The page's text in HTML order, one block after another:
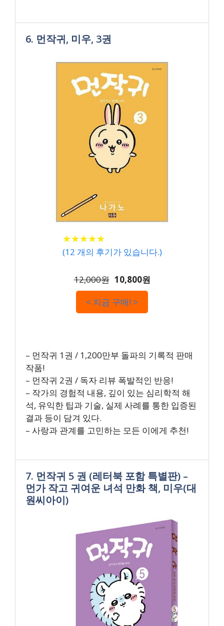
6. 먼작귀, 미우, 3권
★★★★★
★★★★★
(12 개의 후기가 있습니다.)
12,000원 10,800원
< 지금 구매! >
– 먼작귀 1권 / 1,200만부 돌파의 기록적 판매
작품!
– 먼작귀 2권 / 독자 리뷰 폭발적인 반응!
– 작가의 경험적 내용, 깊이 있는 심리학적 해
석, 유익한 팁과 기술, 실제 사례를 통한 입증된
결과 등이 담겨 있다.
– 사랑과 관계를 고민하는 모든 이에게 추천!
7. 먼작귀 5 권 (레터북 포함 특별판) –
먼가 작고 귀여운 녀석 만화 책, 미우(대
원씨아이)